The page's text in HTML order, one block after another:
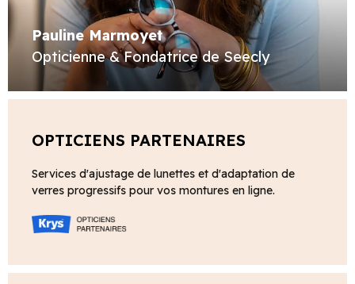
Pauline Marmoyet
Opticienne & Fondatrice de Seecly
OPTICIENS PARTENAIRES
Services d'ajustage de lunettes et d'adaptation de
verres progressifs pour vos montures en ligne.